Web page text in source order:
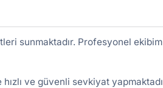
sunmaktadır. Profesyonel
ve güvenli sevkiyat